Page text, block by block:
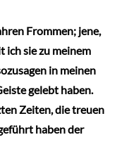
Frommen; jene,
ich sie zu meinem
in meinen
gelebt haben.
Zeiten, die treuen
haben der